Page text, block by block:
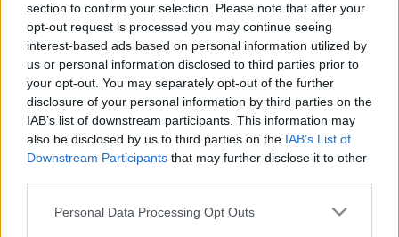
section to confirm your selection. Please note that after your
opt-out request is processed you may continue seeing
interest-based ads based on personal information utilized by
us or personal information disclosed to third parties prior to
your opt-out. You may separately opt-out of the further
disclosure of your personal information by third parties on the
IAB’s list of downstream participants. This information may
also be disclosed by us to third parties on the IAB’s List of
Downstream Participants that may further disclose it to other
Please note that this website/app uses one or more Google
Personal Data Processing Opt Outs
Ramóna, Derzsi Dezső, Fekete ZsoltésOrbók Áron
végzett a múlt évben a Marosvásárhelyi Színművészeti
Egyetemen. Vizsgaelőadásaikat hozzák el a Szkénébe, s
újra együtt állnak a színpadon. Eltelt egy év a vizsga óta, s
mára hatan már Budapesten játszanak, itt is a szélrózsa
minden irányában. Csupán egy növendék dolgozik otthon.
Részeletes program
április 1. 18:00 Hogyan ettem kutyát? (vendégjáték)